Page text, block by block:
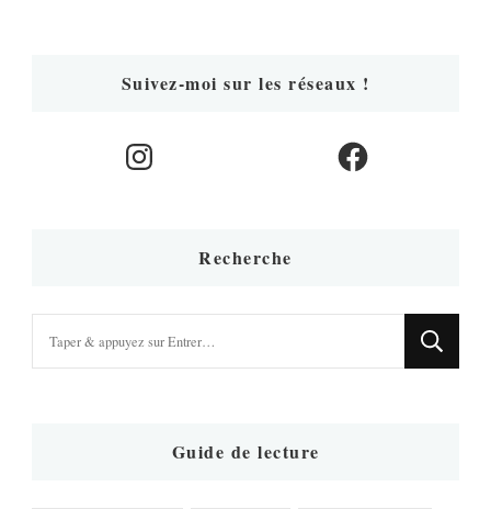
Suivez-moi sur les réseaux !
Instagram Facebook
Recherche
Guide de lecture